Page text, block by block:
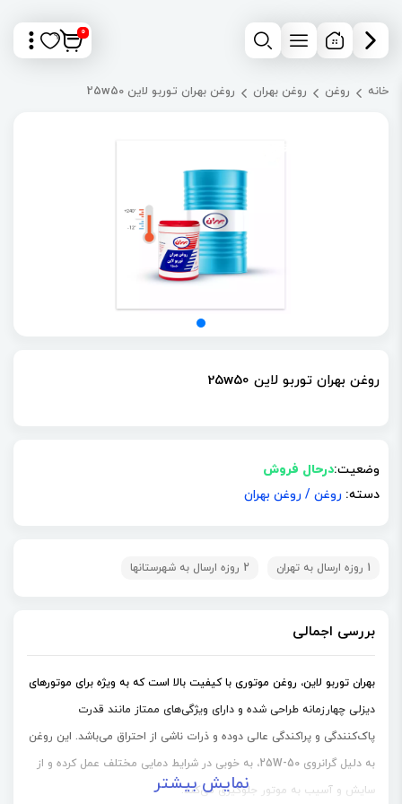
0
خانه روغن روغن بهران روغن بهران توربو لاین 25w50
روغن بهران توربو لاین 25w50
وضعیت:درحال فروش
دسته: روغن / روغن بهران
1 روزه ارسال به تهران 2 روزه ارسال به شهرستانها
بررسی اجمالی
بهران توربو لاین، روغن موتوری با کیفیت بالا است که به ویژه برای موتورهای
دیزلی چهارزمانه طراحی شده و دارای ویژگی‌های ممتاز مانند قدرت
پاک‌کنندگی و پراکندگی عالی دوده و ذرات ناشی از احتراق می‌باشد. این روغن
به دلیل گرانروی 25W-50، به خوبی در شرایط دمایی مختلف عمل کرده و از
سایش و آسیب به موتور جلوگیری می‌کند.
نمایش بیشتر